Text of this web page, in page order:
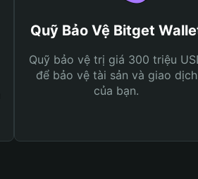
Quỹ Bảo Vệ Bitget
Quỹ bảo vệ trị giá 300 triệu
để bảo vệ tài sản và giao dịch
của bạn.